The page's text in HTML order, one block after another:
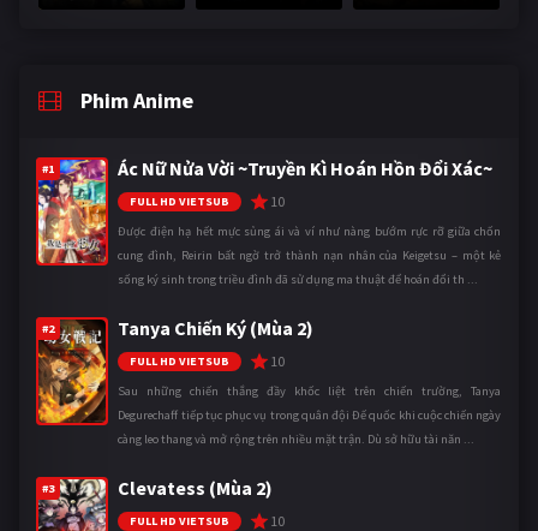
Phim Anime
#1 Ác Nữ Nửa Vời ~Truyền Kì Hoán Hồn Đổi Xác~
FULL HD VIETSUB 10
Được điện hạ hết mực sủng ái và ví như nàng bướm rực rỡ giữa chốn
cung đình, Reirin bất ngờ trở thành nạn nhân của Keigetsu – một kẻ
sống ký sinh trong triều đình đã sử dụng ma thuật để hoán đổi th ...
#2 Tanya Chiến Ký (Mùa 2)
FULL HD VIETSUB 10
Sau những chiến thắng đầy khốc liệt trên chiến trường, Tanya
Degurechaff tiếp tục phục vụ trong quân đội Đế quốc khi cuộc chiến ngày
càng leo thang và mở rộng trên nhiều mặt trận. Dù sở hữu tài năn ...
#3 Clevatess (Mùa 2)
FULL HD VIETSUB 10